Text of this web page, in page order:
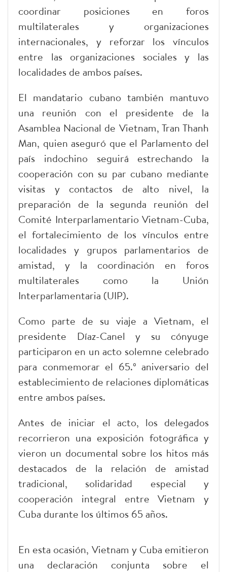
coordinar posiciones en foros
multilaterales y organizaciones
internacionales, y reforzar los vínculos
entre las organizaciones sociales y las
localidades de ambos países.
El mandatario cubano también mantuvo
una reunión con el presidente de la
Asamblea Nacional de Vietnam, Tran Thanh
Man, quien aseguró que el Parlamento del
país indochino seguirá estrechando la
cooperación con su par cubano mediante
visitas y contactos de alto nivel, la
preparación de la segunda reunión del
Comité Interparlamentario Vietnam-Cuba,
el fortalecimiento de los vínculos entre
localidades y grupos parlamentarios de
amistad, y la coordinación en foros
multilaterales como la Unión
Interparlamentaria (UIP).
Como parte de su viaje a Vietnam, el
presidente Díaz-Canel y su cónyuge
participaron en un acto solemne celebrado
para conmemorar el 65.º aniversario del
establecimiento de relaciones diplomáticas
entre ambos países.
Antes de iniciar el acto, los delegados
recorrieron una exposición fotográfica y
vieron un documental sobre los hitos más
destacados de la relación de amistad
tradicional, solidaridad especial y
cooperación integral entre Vietnam y
Cuba durante los últimos 65 años.
En esta ocasión, Vietnam y Cuba emitieron
una declaración conjunta sobre el